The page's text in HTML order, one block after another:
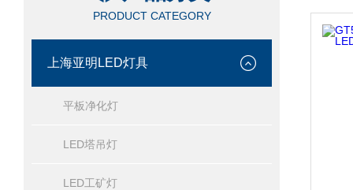
PRODUCT CATEGORY
上海亚明LED灯具
平板净化灯
LED塔吊灯
LED工矿灯